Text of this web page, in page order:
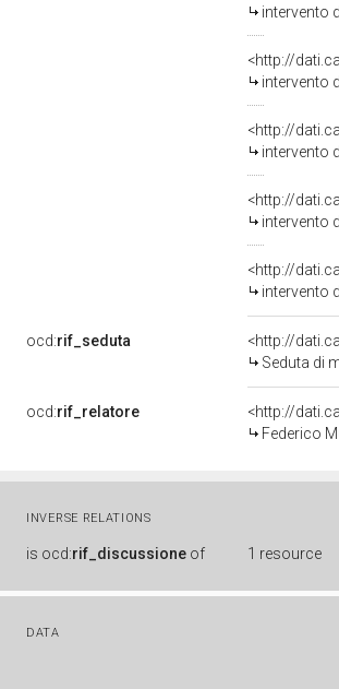
intervento
<http://
intervento
<http://
intervento
<http://
intervento
<http://
intervento
ocd:rif_seduta
<http://
Seduta di
ocd:rif_relatore
<http://
Federico
INVERSE RELATIONS
is ocd:rif_discussione of 1 resource
DATA